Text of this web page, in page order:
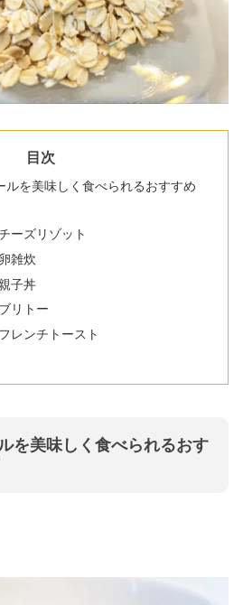
目次
ルを美味しく食べられるおすすめ
ーズリゾット
卵雑炊
子丼
ブリトー
フレンチトースト
を美味しく食べられるおす